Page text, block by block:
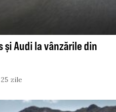
și Audi la vânzările din
zile